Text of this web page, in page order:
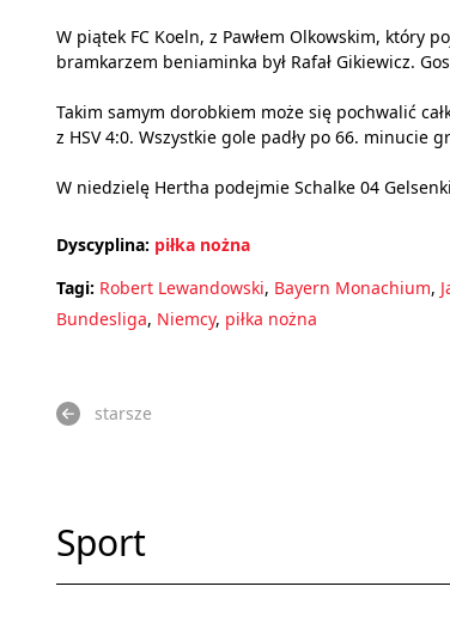
W piątek FC Koeln, z Pawłem Olkowskim, który
bramkarzem beniaminka był Rafał Gikiewicz.
Takim samym dorobkiem może się pochwalić
z HSV 4:0. Wszystkie gole padły po 66. minucie
W niedzielę Hertha podejmie Schalke 04
Dyscyplina: piłka nożna
Tagi: Robert Lewandowski, Bayern Monachium,
Bundesliga, Niemcy, piłka nożna
starsze
Sport